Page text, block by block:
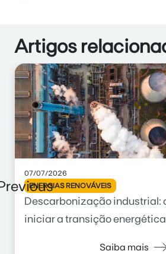
Artigos
07/07/2026
ENERGIAS RENOVÁVEIS
Descarbonização industrial:
iniciar a transição
Saiba mais